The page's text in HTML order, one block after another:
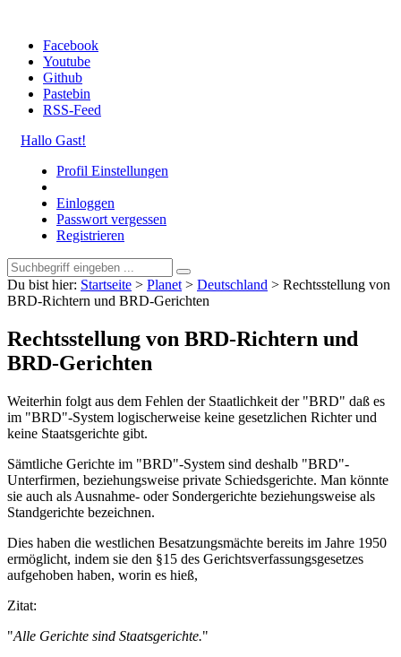
Facebook
Youtube
Github
Pastebin
RSS-Feed
Hallo Gast!
Profil Einstellungen
Einloggen
Passwort vergessen
Registrieren
Du bist hier: Startseite > Planet > Deutschland > Rechtsstellung von
BRD-Richtern und BRD-Gerichten
Rechtsstellung von BRD-Richtern und
BRD-Gerichten
Weiterhin folgt aus dem Fehlen der Staatlichkeit der "BRD" daß es
im "BRD"-System logischerweise keine gesetzlichen Richter und
keine Staatsgerichte gibt.
Sämtliche Gerichte im "BRD"-System sind deshalb "BRD"-
Unterfirmen, beziehungsweise private Schiedsgerichte. Man könnte
sie auch als Ausnahme- oder Sondergerichte beziehungsweise als
Standgerichte bezeichnen.
Dies haben die westlichen Besatzungsmächte bereits im Jahre 1950
ermöglicht, indem sie den §15 des Gerichtsverfassungsgesetzes
aufgehoben haben, worin es hieß,
Zitat:
"Alle Gerichte sind Staatsgerichte."